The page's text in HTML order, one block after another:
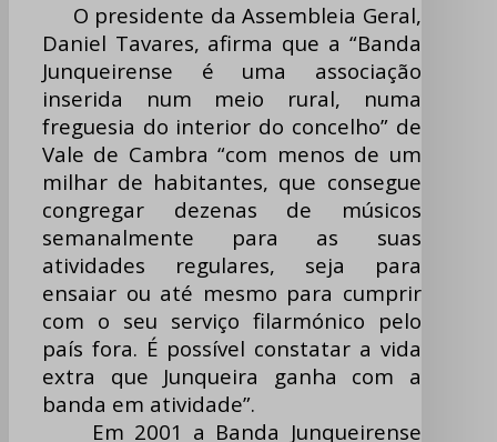
O presidente da Assembleia Geral,
Daniel Tavares, afirma que a “Banda
Junqueirense é uma associação
inserida num meio rural, numa
freguesia do interior do concelho” de
Vale de Cambra “com menos de um
milhar de habitantes, que consegue
congregar dezenas de músicos
semanalmente para as suas
atividades regulares, seja para
ensaiar ou até mesmo para cumprir
com o seu serviço filarmónico pelo
país fora. É possível constatar a vida
extra que Junqueira ganha com a
banda em atividade”.
Em 2001 a Banda Junqueirense